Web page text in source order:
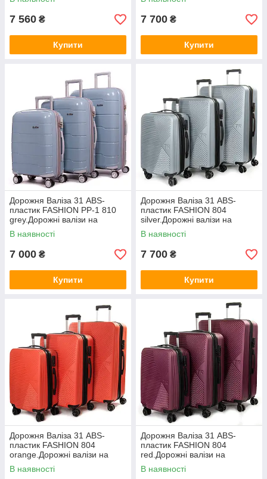
Україні
7 560 ₴
Купити
Україні
7 700 ₴
Купити
Дорожня Валіза 31 ABS-
пластик FASHION PP-1 810
grey.Дорожні валізи на
колесах гуртом і в роздріб в
Україні
В наявності
7 000 ₴
Купити
Дорожня Валіза 31 ABS-
пластик FASHION 804
silver.Дорожні валізи на
колесах гуртом і в роздріб в
Україні
В наявності
7 700 ₴
Купити
Дорожня Валіза 31 ABS-
пластик FASHION 804
orange.Дорожні валізи на
колесах гуртом і в роздріб в
Україні
В наявності
Дорожня Валіза 31 ABS-
пластик FASHION 804
red.Дорожні валізи на
колесах гуртом і в роздріб в
Україні
В наявності